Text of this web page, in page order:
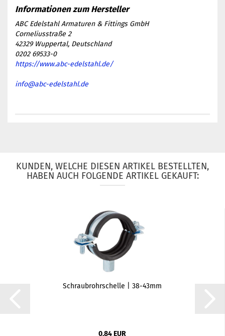
ABC Edelstahl Armaturen & Fittings GmbH
Corneliusstraße 2
42329 Wuppertal, Deutschland
0202 69533-0
https://www.abc-edelstahl.de/
info@abc-edelstahl.de
KUNDEN, WELCHE DIESEN ARTIKEL BESTELLTEN,
HABEN AUCH FOLGENDE ARTIKEL GEKAUFT:
Schraubrohrschelle | 38-43mm
0,84 EUR